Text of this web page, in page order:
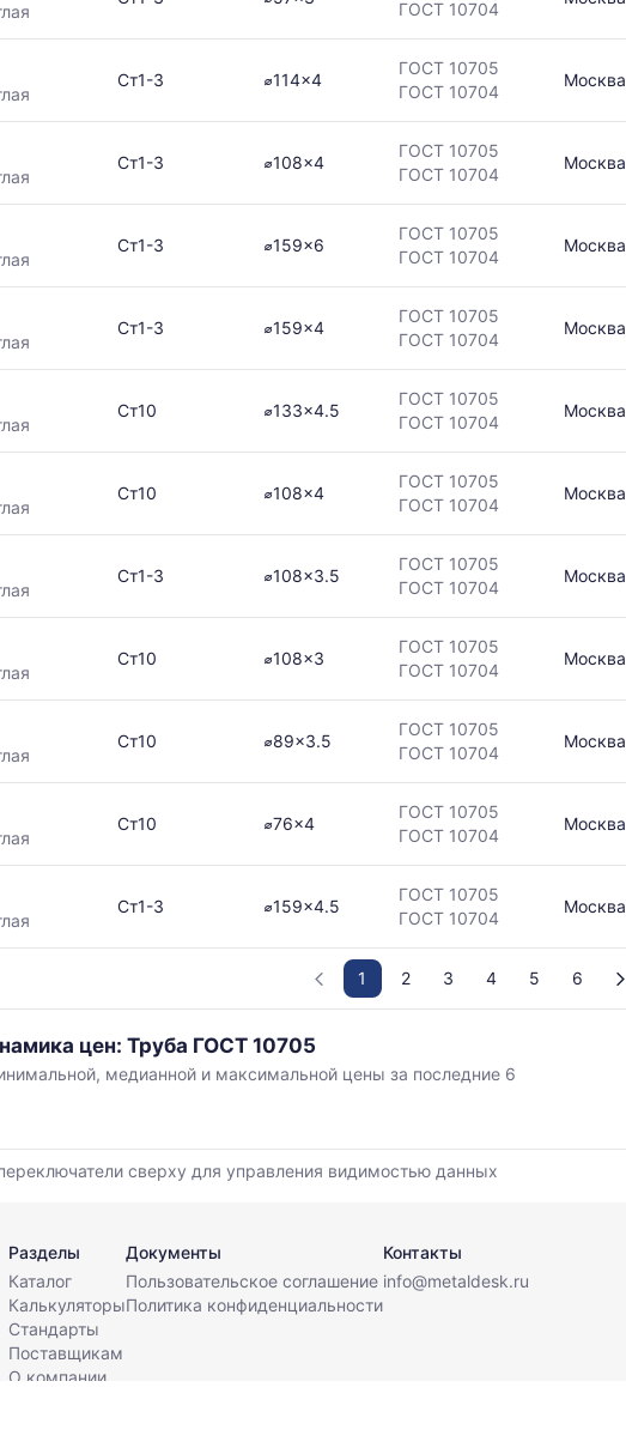
ГОСТ 10704
Ст1-3 ⌀114x4
ГОСТ 10705
ГОСТ 10704
Москва
Ст1-3 ⌀108x4
ГОСТ 10705
ГОСТ 10704
Москва
Ст1-3 ⌀159x6
ГОСТ 10705
ГОСТ 10704
Москва
Ст1-3 ⌀159x4
ГОСТ 10705
ГОСТ 10704
Москва
Ст10 ⌀133x4.5
ГОСТ 10705
ГОСТ 10704
Москва
Ст10 ⌀108x4
ГОСТ 10705
ГОСТ 10704
Москва
Ст1-3 ⌀108x3.5
ГОСТ 10705
ГОСТ 10704
Москва
Ст10 ⌀108x3
ГОСТ 10705
ГОСТ 10704
Москва
Ст10 ⌀89x3.5
ГОСТ 10705
ГОСТ 10704
Москва
Ст10 ⌀76x4
ГОСТ 10705
ГОСТ 10704
Москва
Ст1-3 ⌀159x4.5
ГОСТ 10705
ГОСТ 10704
Москва
1 2 3 4 5 6
цен: Труба ГОСТ 10705
медианной и максимальной цены за последние 6
сверху для управления видимостью данных
Разделы
Каталог
Калькуляторы
Стандарты
Поставщикам
О компании
Документы
Пользовательское соглашение
Политика конфиденциальности
Контакты
info@metaldesk.ru